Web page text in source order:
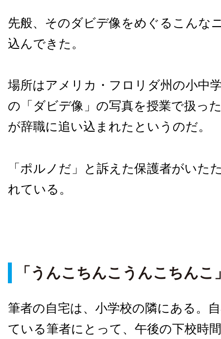
先般、そのダビデ像をめぐるこんな
込んできた。
場所はアメリカ・フロリダ州の小中
の「ダビデ像」の写真を授業で扱っ
が辞職に追い込まれたというのだ。
「ポルノだ」と訴えた保護者がいた
れている。
「うんこちんこうんこちんこ
筆者の自宅は、小学校の隣にある。
ている筆者にとって、午後の下校時